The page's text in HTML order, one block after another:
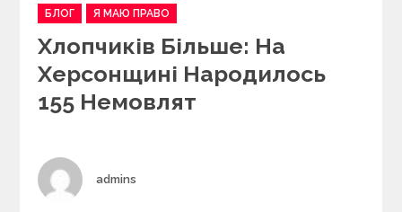
C
a
t
e
g
o
e
s
БЛОГ Я МАЮ ПРАВО
Хлопчиків Більше: На
Херсонщині Народилось
155 Немовлят
Author
admins